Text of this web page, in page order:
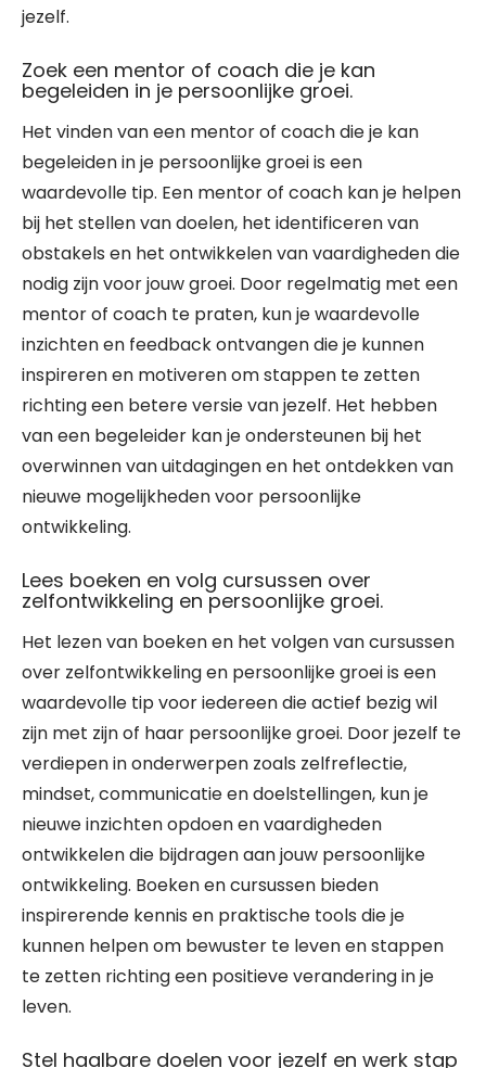
jezelf.
Zoek een mentor of coach die je kan
begeleiden in je persoonlijke groei.
Het vinden van een mentor of coach die je kan
begeleiden in je persoonlijke groei is een
waardevolle tip. Een mentor of coach kan je helpen
bij het stellen van doelen, het identificeren van
obstakels en het ontwikkelen van vaardigheden die
nodig zijn voor jouw groei. Door regelmatig met een
mentor of coach te praten, kun je waardevolle
inzichten en feedback ontvangen die je kunnen
inspireren en motiveren om stappen te zetten
richting een betere versie van jezelf. Het hebben
van een begeleider kan je ondersteunen bij het
overwinnen van uitdagingen en het ontdekken van
nieuwe mogelijkheden voor persoonlijke
ontwikkeling.
Lees boeken en volg cursussen over
zelfontwikkeling en persoonlijke groei.
Het lezen van boeken en het volgen van cursussen
over zelfontwikkeling en persoonlijke groei is een
waardevolle tip voor iedereen die actief bezig wil
zijn met zijn of haar persoonlijke groei. Door jezelf te
verdiepen in onderwerpen zoals zelfreflectie,
mindset, communicatie en doelstellingen, kun je
nieuwe inzichten opdoen en vaardigheden
ontwikkelen die bijdragen aan jouw persoonlijke
ontwikkeling. Boeken en cursussen bieden
inspirerende kennis en praktische tools die je
kunnen helpen om bewuster te leven en stappen
te zetten richting een positieve verandering in je
leven.
Stel haalbare doelen voor jezelf en werk stap